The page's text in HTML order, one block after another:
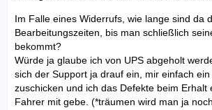
Im Falle eines Widerrufs, wie lange sind da
Bearbeitungszeiten, bis man schließlich
bekommt?
Würde ja glaube ich von UPS abgeholt
sich der Support ja drauf ein, mir einfach
zuschicken und ich das Defekte beim Erhalt
Fahrer mit gebe. (*träumen wird man ja